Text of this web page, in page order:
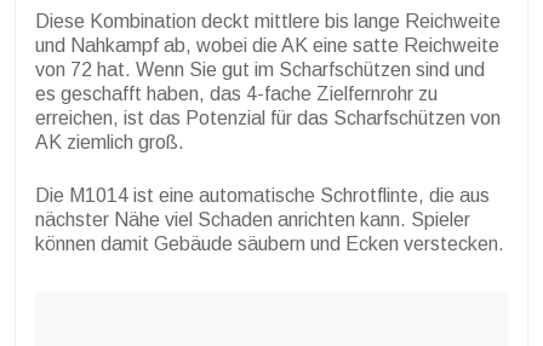
Diese Kombination deckt mittlere bis lange Reichweite
und Nahkampf ab, wobei die AK eine satte Reichweite
von 72 hat. Wenn Sie gut im Scharfschützen sind und
es geschafft haben, das 4-fache Zielfernrohr zu
erreichen, ist das Potenzial für das Scharfschützen von
AK ziemlich groß.
Die M1014 ist eine automatische Schrotflinte, die aus
nächster Nähe viel Schaden anrichten kann. Spieler
können damit Gebäude säubern und Ecken verstecken.